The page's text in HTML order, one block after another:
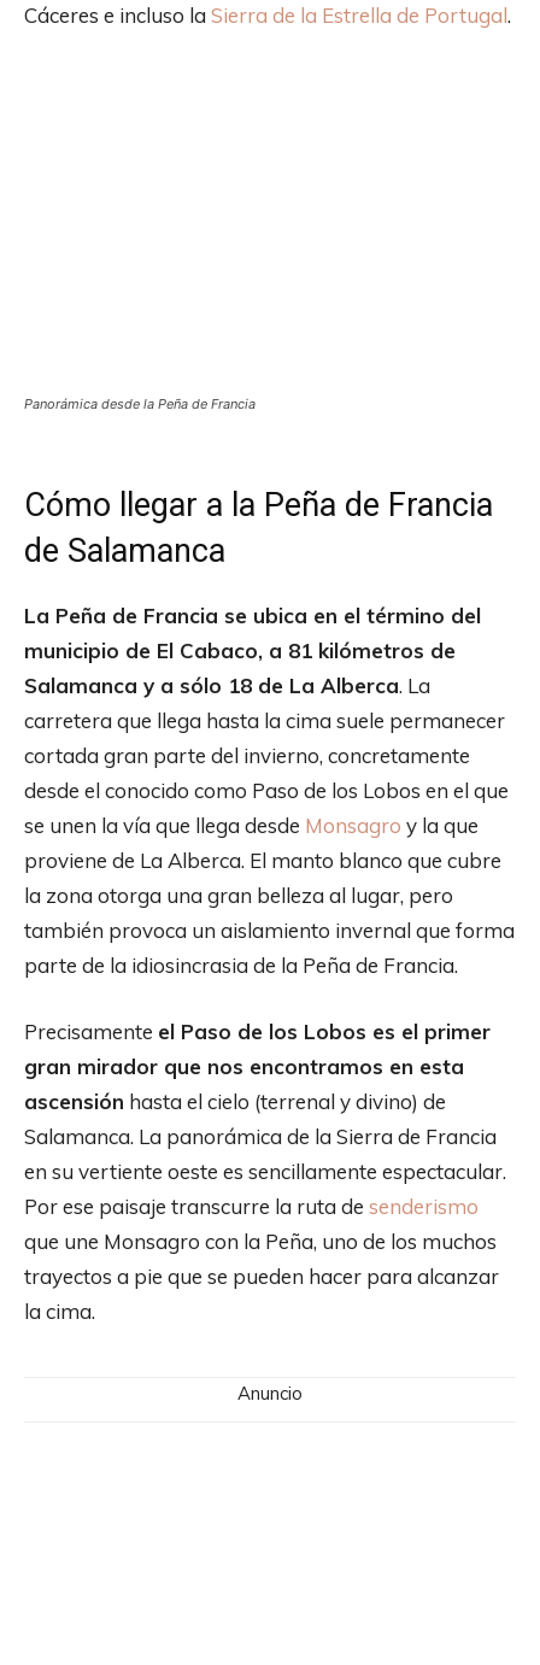
Cáceres e incluso la Sierra de la Estrella de Portugal.
Panorámica desde la Peña de Francia
Cómo llegar a la Peña de Francia
de Salamanca
La Peña de Francia se ubica en el término del
municipio de El Cabaco, a 81 kilómetros de
Salamanca y a sólo 18 de La Alberca. La
carretera que llega hasta la cima suele permanecer
cortada gran parte del invierno, concretamente
desde el conocido como Paso de los Lobos en el que
se unen la vía que llega desde Monsagro y la que
proviene de La Alberca. El manto blanco que cubre
la zona otorga una gran belleza al lugar, pero
también provoca un aislamiento invernal que forma
parte de la idiosincrasia de la Peña de Francia.
Precisamente el Paso de los Lobos es el primer
gran mirador que nos encontramos en esta
ascensión hasta el cielo (terrenal y divino) de
Salamanca. La panorámica de la Sierra de Francia
en su vertiente oeste es sencillamente espectacular.
Por ese paisaje transcurre la ruta de senderismo
que une Monsagro con la Peña, uno de los muchos
trayectos a pie que se pueden hacer para alcanzar
la cima.
Anuncio